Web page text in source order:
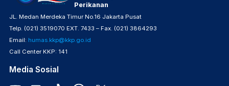
Perikanan
JL. Medan Merdeka Timur No.16 Jakarta Pusat
Telp. (021) 3519070 EXT. 7433 – Fax. (021) 3864293
Email: humas.kkp@kkp.go.id
Call Center KKP: 141
Media Sosial